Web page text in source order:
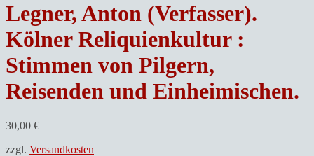
Legner, Anton (Verfasser).
Kölner Reliquienkultur :
Stimmen von Pilgern,
Reisenden und Einheimischen.
30,00 €
zzgl. Versandkosten